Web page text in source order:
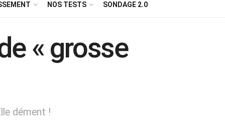
NOS TESTS SONDAGE 2.0
« grosse
dément !